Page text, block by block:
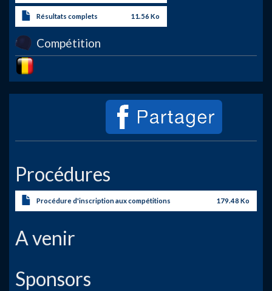
Résultats complets 11.56 Ko
Compétition
Image
Procédures
Procédure d'inscription aux compétitions 179.48 Ko
A venir
Sponsors